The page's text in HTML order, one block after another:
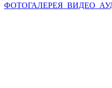
ФОТОГАЛЕРЕЯ ВИДЕО